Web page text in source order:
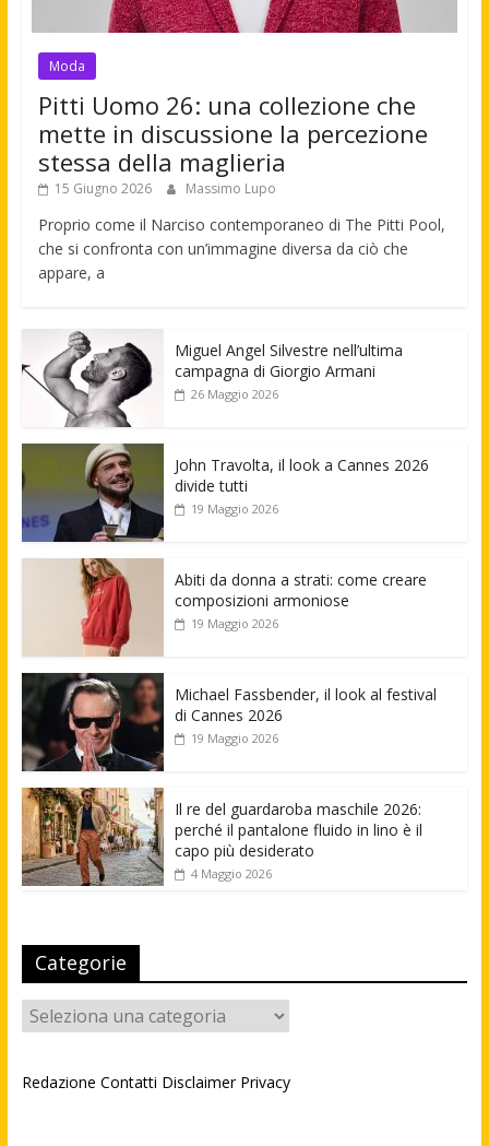
Moda
Pitti Uomo 26: una collezione che
mette in discussione la percezione
stessa della maglieria
15 Giugno 2026 Massimo Lupo
Proprio come il Narciso contemporaneo di The Pitti Pool,
che si confronta con un’immagine diversa da ciò che
appare, a
Miguel Angel Silvestre nell’ultima
campagna di Giorgio Armani
26 Maggio 2026
John Travolta, il look a Cannes 2026
divide tutti
19 Maggio 2026
Abiti da donna a strati: come creare
composizioni armoniose
19 Maggio 2026
Michael Fassbender, il look al festival
di Cannes 2026
19 Maggio 2026
Il re del guardaroba maschile 2026:
perché il pantalone fluido in lino è il
capo più desiderato
4 Maggio 2026
Categorie
Categorie
Redazione Contatti Disclaimer Privacy